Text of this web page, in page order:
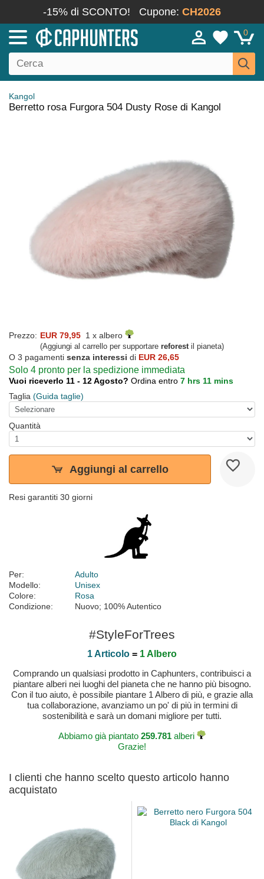
-15% di SCONTO! Cupone: CH2026
0
Kangol
Berretto rosa Furgora 504 Dusty Rose di Kangol
Prezzo: EUR 79,95 1 x albero
(Aggiungi al carrello per supportare reforestil pianeta)
O 3 pagamenti senza interessi di EUR 26,65
Solo 4 pronto per la spedizione immediata
Vuoi riceverlo 11 - 12 Agosto? Ordina entro 7 hrs 11 mins
Taglia (Guida taglie)
Quantità
Aggiungi al carrello
Resi garantiti 30 giorni
Per:
Adulto
Modello:
Unisex
Colore:
Rosa
Condizione:
Nuovo; 100% Autentico
#StyleForTrees
1 Articolo = 1 Albero
Comprando un qualsiasi prodotto in Caphunters, contribuisci a
piantare alberi nei luoghi del pianeta che ne hanno più bisogno.
Con il tuo aiuto, è possibile piantare 1 Albero di più, e grazie alla
tua collaborazione, avanziamo un po' di più in termini di
sostenibilità e sarà un domani migliore per tutti.
Abbiamo già piantato 259.781 alberi
Grazie!
I clienti che hanno scelto questo articolo hanno
acquistato